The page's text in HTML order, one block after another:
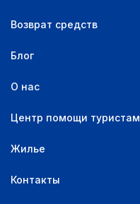
Возврат средств
Блог
О нас
Центр помощи туристам
Жилье
Контакты